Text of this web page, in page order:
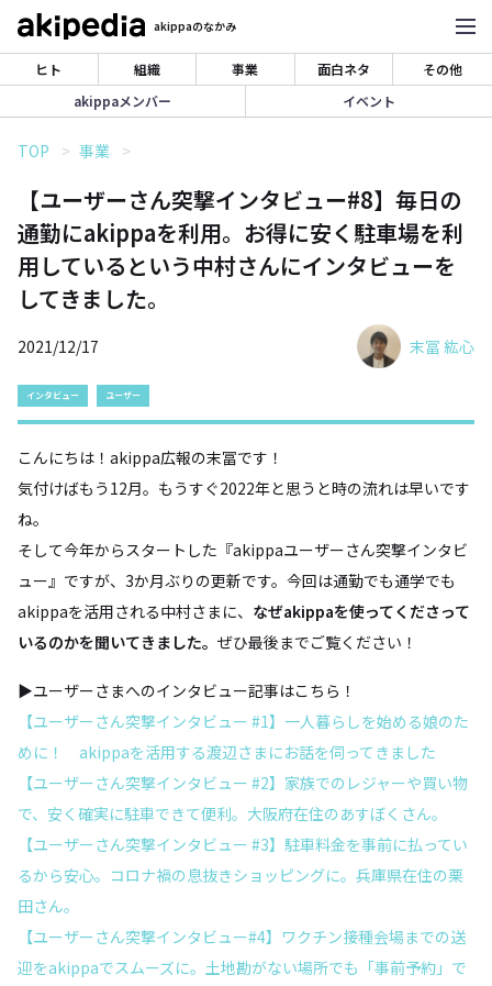
akippaのなかみ
ヒト 組織 事業 面白ネタ
その他
akippaメンバー
イベント
TOP 事業
【ユーザーさん突撃インタビュー#8】毎日の
通勤にakippaを利用。お得に安く駐車場を利
用しているという中村さんにインタビューを
してきました。
2021/12/17 末冨 紘心
インタビュー ユーザー
こんにちは！akippa広報の末冨です！
気付けばもう12月。もうすぐ2022年と思うと時の流れは早いです
ね。
そして今年からスタートした『akippaユーザーさん突撃インタビ
ュー』ですが、3か月ぶりの更新です。今回は通勤でも通学でも
akippaを活用される中村さまに、 なぜakippaを使ってくださって
いるのかを聞いてきました。 ぜひ最後までご覧ください！
▶ユーザーさまへのインタビュー記事はこちら！
【ユーザーさん突撃インタビュー #1】一人暮らしを始める娘のた
めに！ akippaを活用する渡辺さまにお話を伺ってきました
【ユーザーさん突撃インタビュー #2】家族でのレジャーや買い物
で、安く確実に駐車できて便利。大阪府在住のあすぼくさん。
【ユーザーさん突撃インタビュー #3】駐車料金を事前に払ってい
るから安心。コロナ禍の息抜きショッピングに。兵庫県在住の栗
田さん。
【ユーザーさん突撃インタビュー#4】ワクチン接種会場までの送
迎をakippaでスムーズに。土地勘がない場所でも「事前予約」で